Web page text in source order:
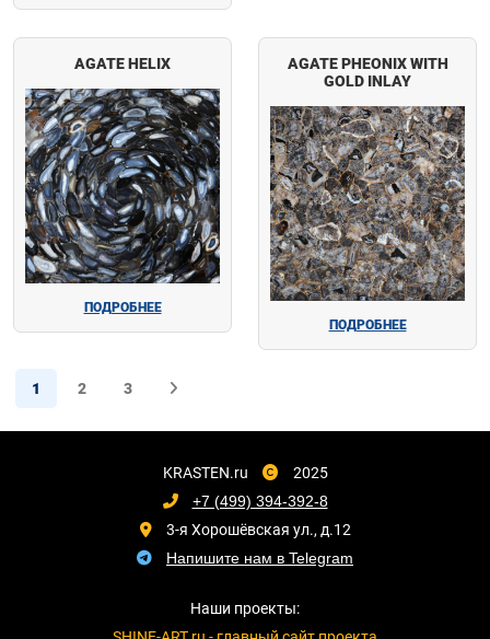
AGATE HELIX
ПОДРОБНЕЕ
AGATE PHEONIX WITH
GOLD INLAY
ПОДРОБНЕЕ
1 2 3
KRASTEN.ru
2025
+7 (499) 394-392-8
3-я Хорошёвская ул., д.12
Напишите нам в Telegram
Наши проекты: